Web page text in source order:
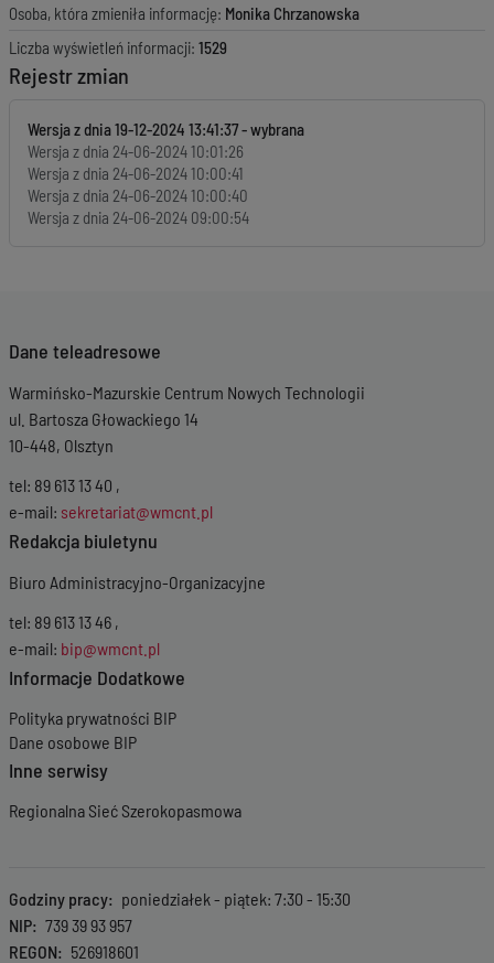
Osoba, która zmieniła informację: Monika Chrzanowska
Liczba wyświetleń informacji: 1529
Rejestr zmian
Wersja z dnia19-12-2024 13:41:37
Wersja z dnia 24-06-2024 10:01:26
Wersja z dnia 24-06-2024 10:00:41
Wersja z dnia 24-06-2024 10:00:40
Wersja z dnia 24-06-2024 09:00:54
Dane teleadresowe
Warmińsko-Mazurskie Centrum Nowych Technologii
ul. Bartosza Głowackiego 14
10-448, Olsztyn
tel: 89 613 13 40 ,
e-mail: sekretariat@wmcnt.pl
Redakcja biuletynu
Biuro Administracyjno-Organizacyjne
tel: 89 613 13 46 ,
e-mail: bip@wmcnt.pl
Informacje Dodatkowe
Polityka prywatności BIP
Dane osobowe BIP
Inne serwisy
Regionalna Sieć Szerokopasmowa
Godziny pracy
poniedziałek - piątek: 7:30 - 15:30
NIP
739 39 93 957
REGON
526918601